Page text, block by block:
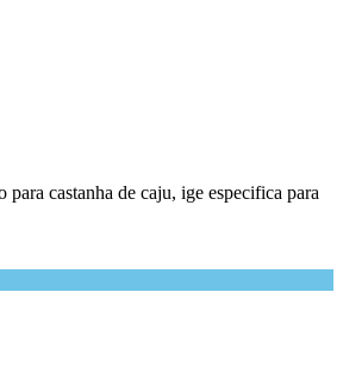
castanha de caju, ige especifica para